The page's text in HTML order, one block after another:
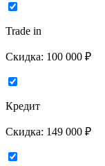
Trade in
Скидка: 100 000 ₽
Кредит
Скидка: 149 000 ₽